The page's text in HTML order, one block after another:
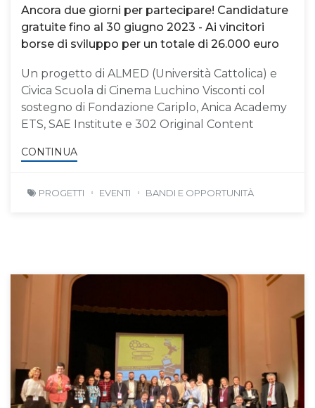
Ancora due giorni per partecipare! Candidature
gratuite fino al 30 giugno 2023 - Ai vincitori
borse di sviluppo per un totale di 26.000 euro
Un progetto di ALMED (Università Cattolica) e
Civica Scuola di Cinema Luchino Visconti col
sostegno di Fondazione Cariplo, Anica Academy
ETS, SAE Institute e 302 Original Content
CONTINUA
PROGETTI EVENTI BANDI E OPPORTUNITÀ